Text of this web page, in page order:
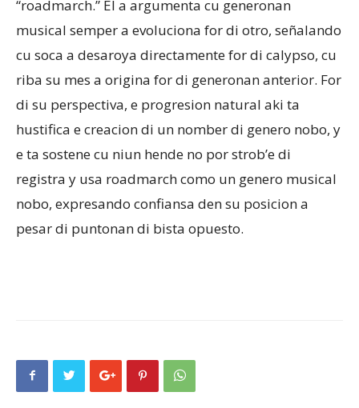
“roadmarch.” El a argumenta cu generonan
musical semper a evoluciona for di otro, señalando
cu soca a desaroya directamente for di calypso, cu
riba su mes a origina for di generonan anterior. For
di su perspectiva, e progresion natural aki ta
hustifica e creacion di un nomber di genero nobo, y
e ta sostene cu niun hende no por strob’e di
registra y usa roadmarch como un genero musical
nobo, expresando confiansa den su posicion a
pesar di puntonan di bista opuesto.